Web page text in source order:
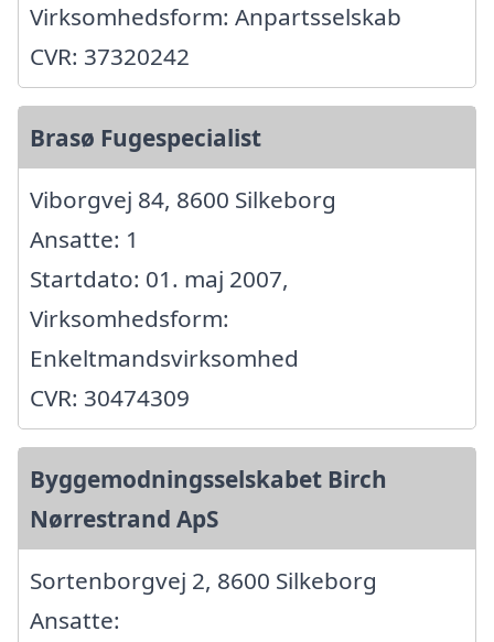
Virksomhedsform: Anpartsselskab
CVR: 37320242
Brasø Fugespecialist
Viborgvej 84, 8600 Silkeborg
Ansatte: 1
Startdato: 01. maj 2007,
Virksomhedsform:
Enkeltmandsvirksomhed
CVR: 30474309
Byggemodningsselskabet Birch
Nørrestrand ApS
Sortenborgvej 2, 8600 Silkeborg
Ansatte: